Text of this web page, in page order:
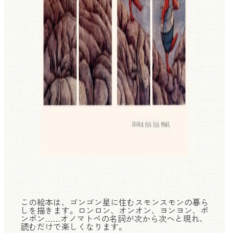
この絵本は、ゴンゴン星に住むスモンスモンの暮ら
しを描きます。ロンロン、オンオン、ヨンヨン、ポ
ンポン……オノマトペの名詞が次から次へと現れ、
読むだけで楽しくなります。